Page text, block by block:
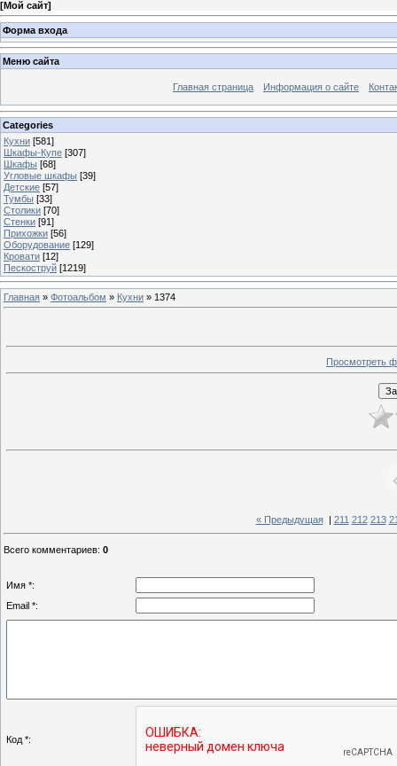
[Мой сайт]
Форма входа
Меню сайта
Главная страница Информация о сайте
Categories
Кухни [581]
Шкафы-Купе [307]
Шкафы [68]
Угловые шкафы [39]
Детские [57]
Тумбы [33]
Столики [70]
Стенки [91]
Прихожки [56]
Оборудование [129]
Кровати [12]
Пескоструй [1219]
Главная » Фотоальбом » Кухни » 1374
Просмотреть
« Предыдущая| 211 212 213
Всего комментариев: 0
Имя *:
Email *:
Код *: